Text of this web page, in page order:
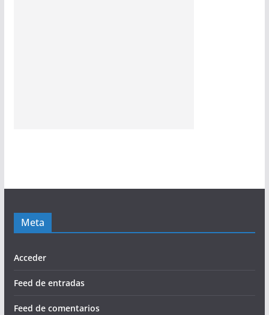
Meta
Acceder
Feed de entradas
Feed de comentarios